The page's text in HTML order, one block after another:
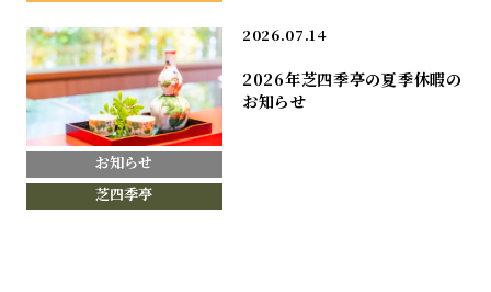
お知らせ
芝四季亭
2026.07.14
2026年芝四季亭の夏季休暇の
お知らせ